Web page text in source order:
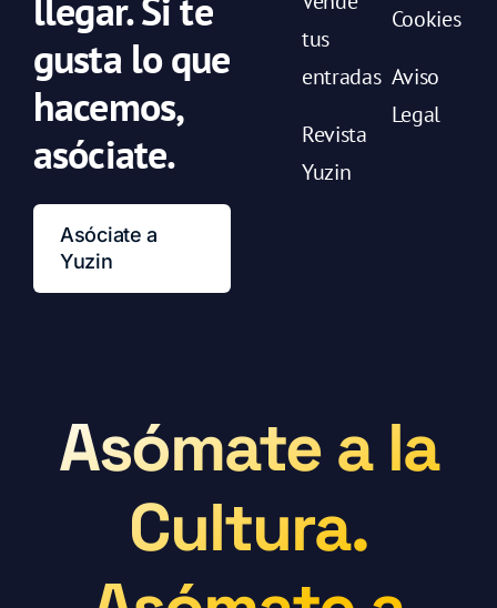
gusta lo que
hacemos,
asóciate.
Asóciate a
Yuzin
tus
entradas
Revista
Yuzin
Cookies
Aviso
Legal
Asómate a la
Cultura.